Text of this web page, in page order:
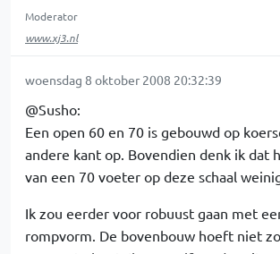
Moderator
www.xj3.nl
woensdag 8 oktober 2008 20:32:39
@Susho:
Een open 60 en 70 is gebouwd op
andere kant op. Bovendien denk ik dat
van een 70 voeter op deze schaal
Ik zou eerder voor robuust gaan met
rompvorm. De bovenbouw hoeft niet